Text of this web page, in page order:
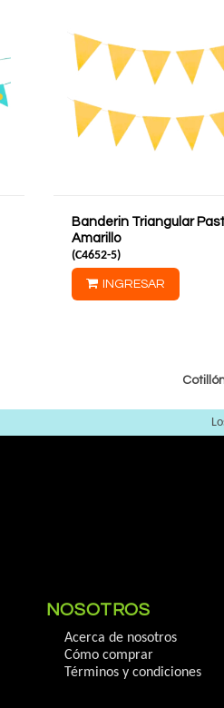
Banderin Triangular
Amarillo
(C4652-5)
INGRESAR
NOSOTROS
Acerca de nosotros
Cómo comprar
Términos y condiciones